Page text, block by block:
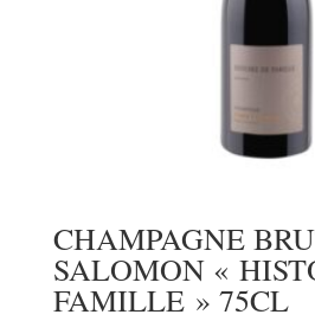
CHAMPAGNE
SALOMON «
FAMILLE » 75CL